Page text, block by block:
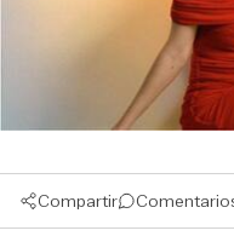
Compartir